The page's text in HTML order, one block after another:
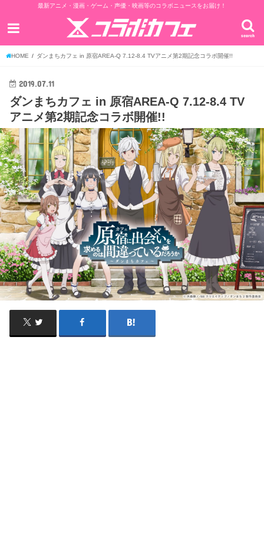
最新アニメ・漫画・ゲーム・声優・映画等のコラボニュースをお届け！
search
HOME ダンまちカフェ in 原宿AREA-Q 7.12-8.4 TVアニメ第2期記念コラボ開催!!
2019.07.11
ダンまちカフェ in 原宿AREA-Q 7.12-8.4 TV
アニメ第2期記念コラボ開催!!